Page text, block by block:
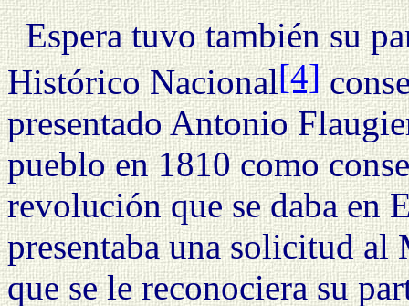
Espera tuvo también su
Histórico Nacional[4]
presentado Antonio
pueblo en 1810 como
revolución que se daba en
presentaba una solicitud
que se le reconociera su